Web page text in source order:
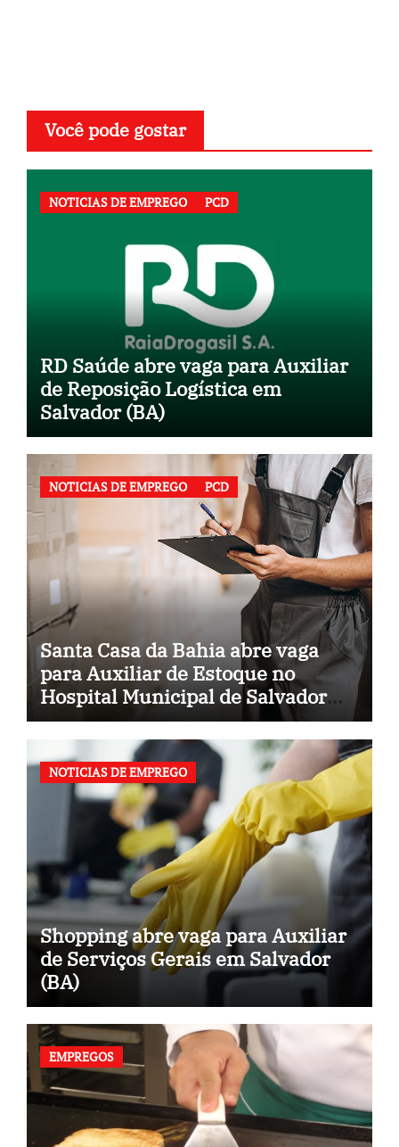
Você pode gostar
NOTICIAS DE EMPREGO PCD
RD Saúde abre vaga para Auxiliar
de Reposição Logística em
Salvador (BA)
NOTICIAS DE EMPREGO PCD
Santa Casa da Bahia abre vaga
para Auxiliar de Estoque no
Hospital Municipal de Salvador
(BA)
NOTICIAS DE EMPREGO
Shopping abre vaga para Auxiliar
de Serviços Gerais em Salvador
(BA)
EMPREGOS